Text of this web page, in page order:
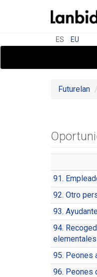
ES EU
Futurelan
91.
92. Otro
93.
94.
95. Peones
96. Peones